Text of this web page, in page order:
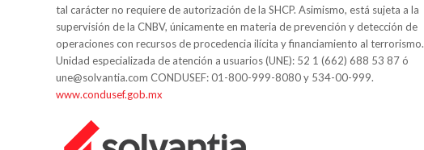
tal carácter no requiere de autorización de la SHCP. Asimismo, está sujeta a la
supervisión de la CNBV, únicamente en materia de prevención y detección de
operaciones con recursos de procedencia ilícita y financiamiento al terrorismo.
Unidad especializada de atención a usuarios (UNE): 52 1 (662) 688 53 87 ó
une@solvantia.com CONDUSEF: 01-800-999-8080 y 534-00-999.
www.condusef.gob.mx